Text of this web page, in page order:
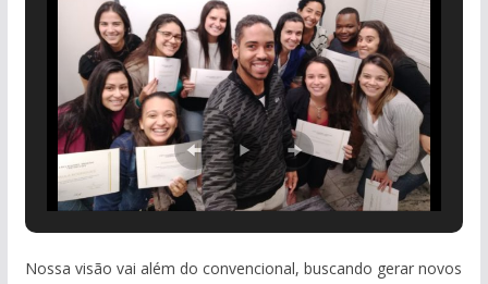
Nossa visão vai além do convencional, buscando gerar novos